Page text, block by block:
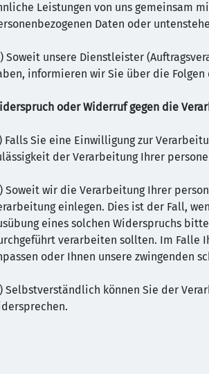
Leistungen von uns gemeinsam
Daten oder
Soweit unsere Dienstleister
informieren wir Sie über die
oder Widerruf gegen die
Falls Sie eine Einwilligung zur
der Verarbeitung Ihrer
Soweit wir die Verarbeitung Ihrer
einlegen. Dies ist der Fall,
eines solchen Widerspruchs
verarbeiten sollten. Im Falle
oder Ihnen unsere zwingenden
Selbstverständlich können Sie der